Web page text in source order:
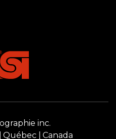
inc.
Québec Canada